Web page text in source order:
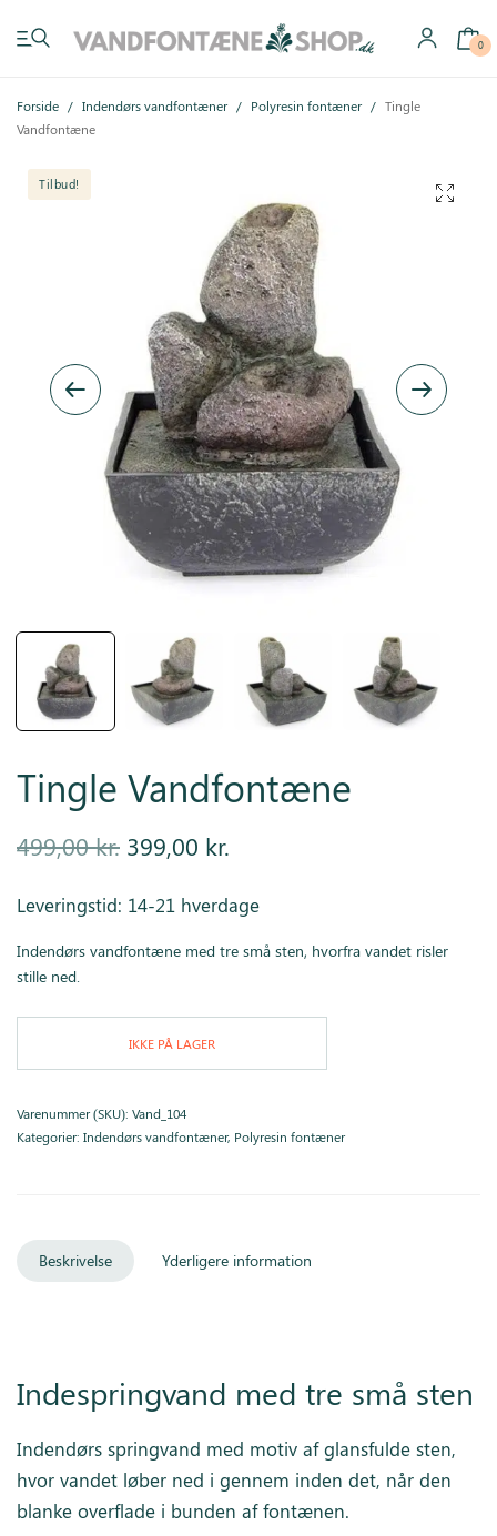
0
Forside / Indendørs vandfontæner / Polyresin fontæner / Tingle
Vandfontæne
Tilbud!
Tingle Vandfontæne
499,00kr. Den
499,00 kr..
399,00 kr.
pris er:
399,00 kr..
Leveringstid: 14-21 hverdage
Indendørs vandfontæne med tre små sten, hvorfra vandet risler
stille ned.
IKKE PÅ LAGER
Varenummer (SKU): Vand_104
Kategorier: Indendørs vandfontæner, Polyresin fontæner
Beskrivelse Yderligere information
Indespringvand med tre små sten
Indendørs springvand med motiv af glansfulde sten,
hvor vandet løber ned i gennem inden det, når den
blanke overflade i bunden af fontænen.
Have vandfontæner
Indendørs vandfontæner
Tilbehør
Køb gavekort